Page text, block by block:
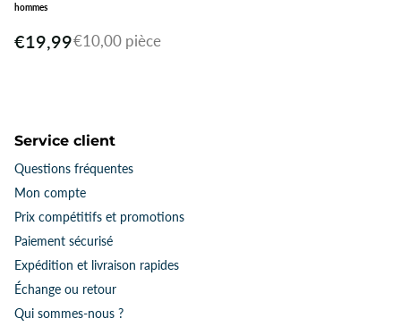
hommes
€19,99€10,00 pièce
Service client
Questions fréquentes
Mon compte
Prix ​​compétitifs et promotions
Paiement sécurisé
Expédition et livraison rapides
Échange ou retour
Qui sommes-nous ?